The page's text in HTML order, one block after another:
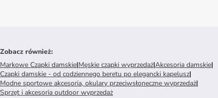
Zobacz również:
Markowe Czapki damskie|Męskie czapki wyprzedaż|Akcesoria damskie|
Czapki damskie - od codziennego beretu po elegancki kapelusz|
Modne sportowe akcesoria, okulary przeciwsłoneczne wyprzedaż|
Sprzęt i akcesoria outdoor wyprzedaż